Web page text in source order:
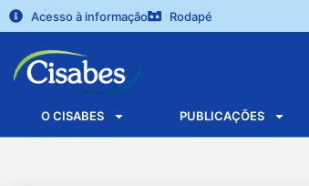
Acesso à informação Rodapé
O CISABES PUBLICAÇÕES